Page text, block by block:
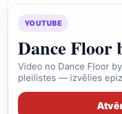
YOUTUBE
Dance Floor
Video no Dance Floor
pleilistes — izvēlies